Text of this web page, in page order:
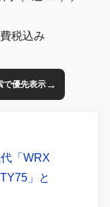
税込み
で優先表示→
「WRX
」と